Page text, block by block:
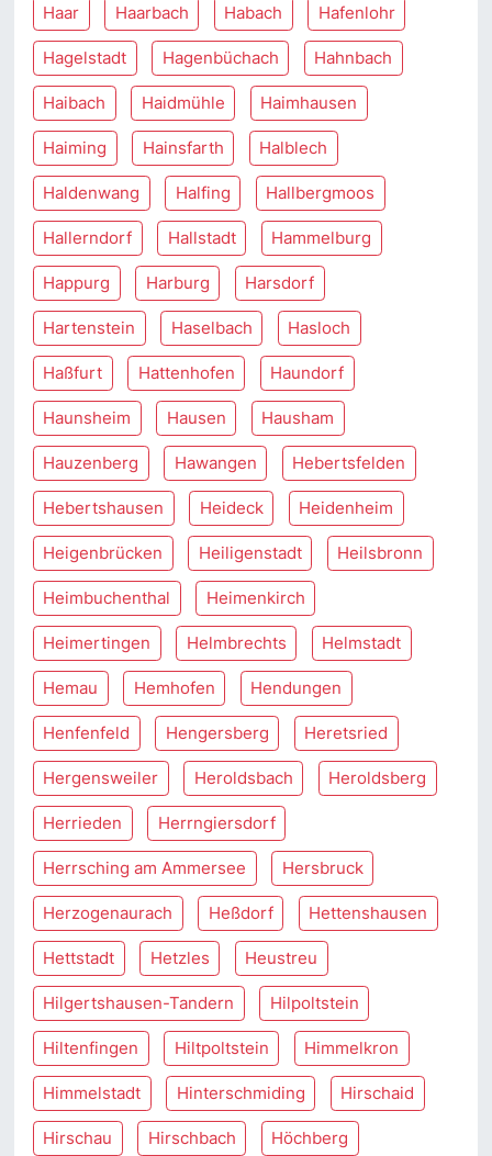
Haar Haarbach Habach Hafenlohr
Hagelstadt Hagenbüchach Hahnbach
Haibach Haidmühle Haimhausen
Haiming Hainsfarth Halblech
Haldenwang Halfing Hallbergmoos
Hallerndorf Hallstadt Hammelburg
Happurg Harburg Harsdorf
Hartenstein Haselbach Hasloch
Haßfurt Hattenhofen Haundorf
Haunsheim Hausen Hausham
Hauzenberg Hawangen Hebertsfelden
Hebertshausen Heideck Heidenheim
Heigenbrücken Heiligenstadt Heilsbronn
Heimbuchenthal Heimenkirch
Heimertingen Helmbrechts Helmstadt
Hemau Hemhofen Hendungen
Henfenfeld Hengersberg Heretsried
Hergensweiler Heroldsbach Heroldsberg
Herrieden Herrngiersdorf
Herrsching am Ammersee Hersbruck
Herzogenaurach Heßdorf Hettenshausen
Hettstadt Hetzles Heustreu
Hilgertshausen-Tandern Hilpoltstein
Hiltenfingen Hiltpoltstein Himmelkron
Himmelstadt Hinterschmiding Hirschaid
Hirschau Hirschbach Höchberg